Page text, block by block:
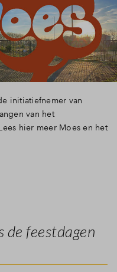
initiatiefnemer van
van het
hier meer Moes en het
feestdagen